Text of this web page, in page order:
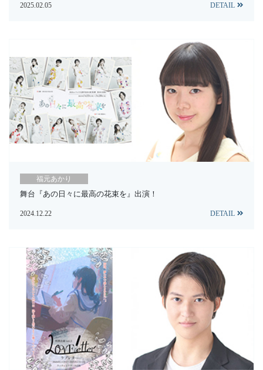
2025.02.05 DETAIL
福元あかり
舞台『あの日々に最高の花束を』出演！
2024.12.22 DETAIL